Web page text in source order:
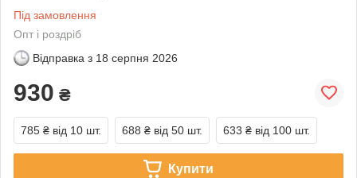
Під замовлення
Опт і роздріб
Відправка з 18 серпня 2026
930 ₴
785 ₴ від 10 шт. 688 ₴ від 50 шт. 633 ₴ від 100 шт.
Купити